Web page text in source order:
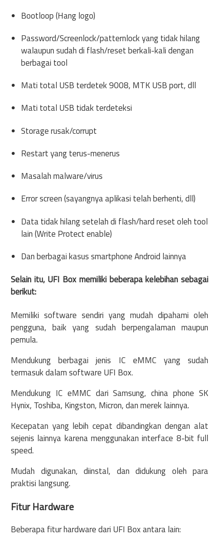
Bootloop (Hang logo)
Password/Screenlock/patternlock yang tidak hilang
walaupun sudah di flash/reset berkali-kali dengan
berbagai tool
Mati total USB terdetek 9008, MTK USB port, dll
Mati total USB tidak terdeteksi
Storage rusak/corrupt
Restart yang terus-menerus
Masalah malware/virus
Error screen (sayangnya aplikasi telah berhenti, dll)
Data tidak hilang setelah di flash/hard reset oleh tool
lain (Write Protect enable)
Dan berbagai kasus smartphone Android lainnya
Selain itu, UFI Box memiliki beberapa kelebihan sebagai
berikut:
Memiliki software sendiri yang mudah dipahami oleh
pengguna, baik yang sudah berpengalaman maupun
pemula.
Mendukung berbagai jenis IC eMMC yang sudah
termasuk dalam software UFI Box.
Mendukung IC eMMC dari Samsung, china phone SK
Hynix, Toshiba, Kingston, Micron, dan merek lainnya.
Kecepatan yang lebih cepat dibandingkan dengan alat
sejenis lainnya karena menggunakan interface 8-bit full
speed.
Mudah digunakan, diinstal, dan didukung oleh para
praktisi langsung.
Fitur Hardware
Beberapa fitur hardware dari UFI Box antara lain: